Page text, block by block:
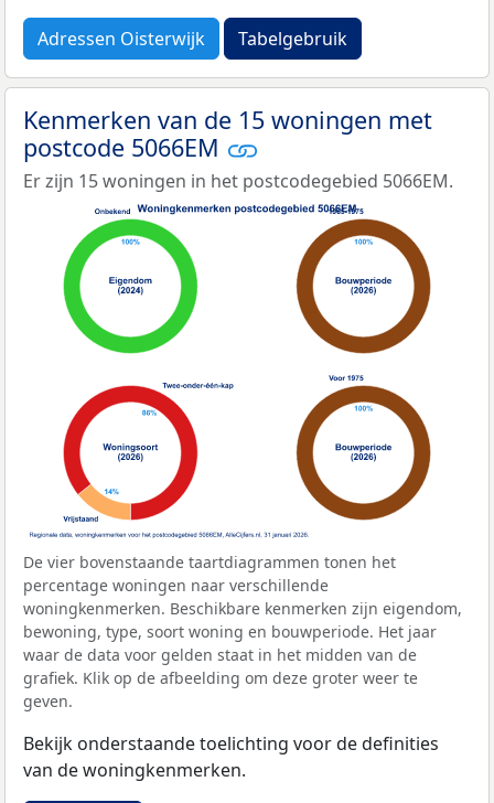
Adressen Oisterwijk Tabelgebruik
Kenmerken van de 15 woningen met
postcode 5066EM
Er zijn 15 woningen in het postcodegebied 5066EM.
De vier bovenstaande taartdiagrammen tonen het
percentage woningen naar verschillende
woningkenmerken. Beschikbare kenmerken zijn eigendom,
bewoning, type, soort woning en bouwperiode. Het jaar
waar de data voor gelden staat in het midden van de
grafiek. Klik op de afbeelding om deze groter weer te
geven.
Bekijk onderstaande toelichting voor de definities
van de woningkenmerken.